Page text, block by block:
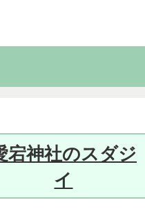
宕神社のスダジ
イ